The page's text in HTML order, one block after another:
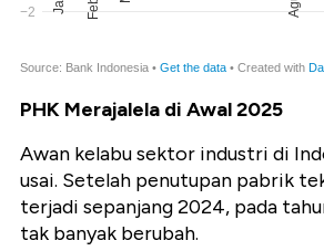
PHK Merajalela di Awal 2025
Awan kelabu sektor industri di
usai. Setelah penutupan pabrik
terjadi sepanjang 2024, pada
tak banyak berubah.